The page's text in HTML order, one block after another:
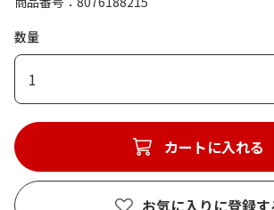
数量
1
カートに入れる
お気に入りに登録す